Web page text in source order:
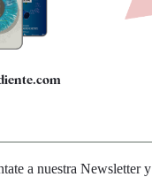
a nuestra Newsletter